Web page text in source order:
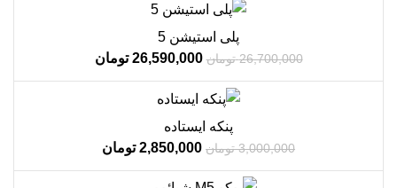
پلی استیشن 5
26,700,000 تومان 26,590,000 تومان
پنکه ایستاده
3,000,000 تومان 2,850,000 تومان